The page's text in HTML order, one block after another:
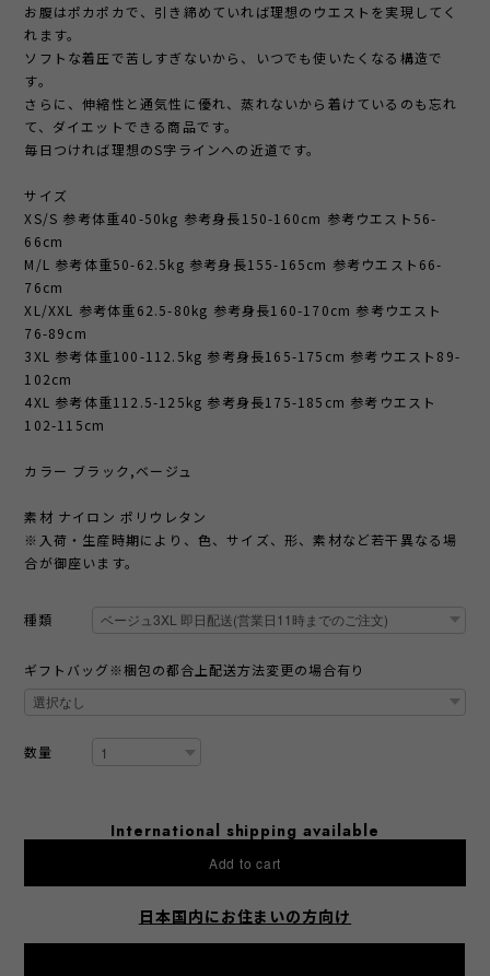
お腹はポカポカで、引き締めていれば理想のウエストを実現してく
れます。
ソフトな着圧で苦しすぎないから、いつでも使いたくなる構造で
す。
さらに、伸縮性と通気性に優れ、蒸れないから着けているのも忘れ
て、ダイエットできる商品です。
毎日つければ理想のS字ラインへの近道です。
サイズ
XS/S 参考体重40-50kg 参考身長150-160cm 参考ウエスト56-
66cm
M/L 参考体重50-62.5kg 参考身長155-165cm 参考ウエスト66-
76cm
XL/XXL 参考体重62.5-80kg 参考身長160-170cm 参考ウエスト
76-89cm
3XL 参考体重100-112.5kg 参考身長165-175cm 参考ウエスト89-
102cm
4XL 参考体重112.5-125kg 参考身長175-185cm 参考ウエスト
102-115cm
カラー ブラック,ベージュ
素材 ナイロン ポリウレタン
※入荷・生産時期により、色、サイズ、形、素材など若干異なる場
合が御座います。
種類
ギフトバッグ※梱包の都合上配送方法変更の場合有り
数量
International shipping available
Add to cart
日本国内にお住まいの方向け